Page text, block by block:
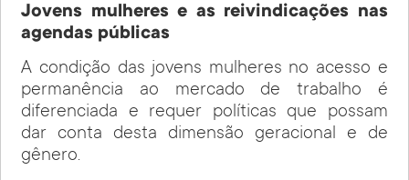
Jovens mulheres e as reivindicações nas
agendas públicas
A condição das jovens mulheres no acesso e
permanência ao mercado de trabalho é
diferenciada e requer políticas que possam
dar conta desta dimensão geracional e de
gênero.